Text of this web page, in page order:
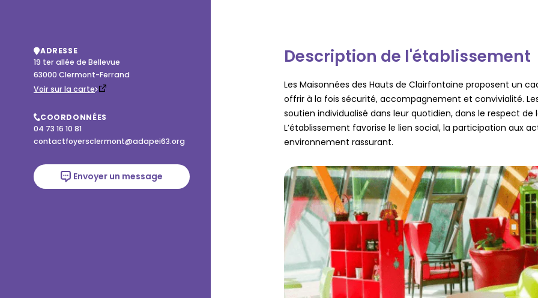
ADRESSE
19 ter allée de Bellevue
63000 Clermont-Ferrand
Voir sur la carte
COORDONNÉES
04 73 16 10 81
contactfoyersclermont@adapei63.org
Envoyer un message
Description de l'établissement
Les Maisonnées des Hauts de Clairfontaine proposent un
offrir à la fois sécurité, accompagnement et convivialité.
soutien individualisé dans leur quotidien, dans le respect
L’établissement favorise le lien social, la participation aux
environnement rassurant.